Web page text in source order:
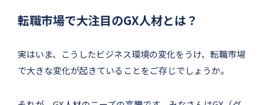
転職市場で大注目のGX人材とは？
実はいま、こうしたビジネス環境の変化をうけ、転職市場
で大きな変化が起きていることをご存じでしょうか。